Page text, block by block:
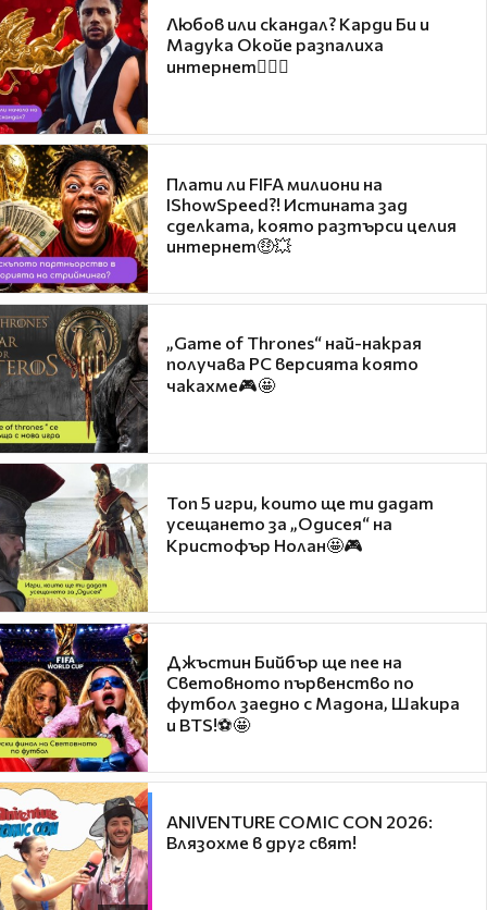
Любов или скандал? Карди Би и
Мадука Окойе разпалиха
интернет❤️‍🔥🔥
Плати ли FIFA милиони на
IShowSpeed?! Истината зад
сделката, която разтърси целия
интернет🤑💥
„Game of Thrones“ най-накрая
получава PC версията която
чакахме🎮🤩
Топ 5 игри, които ще ти дадат
усещането за „Одисея“ на
Кристофър Нолан🤩🎮
Джъстин Бийбър ще пее на
Световното първенство по
футбол заедно с Мадона, Шакира
и BTS!⚽🤩
ANIVENTURE COMIC CON 2026:
Влязохме в друг свят!